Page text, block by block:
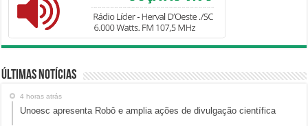
Últimas Notícias
4 horas atrás
Unoesc apresenta Robô e amplia ações de divulgação científica